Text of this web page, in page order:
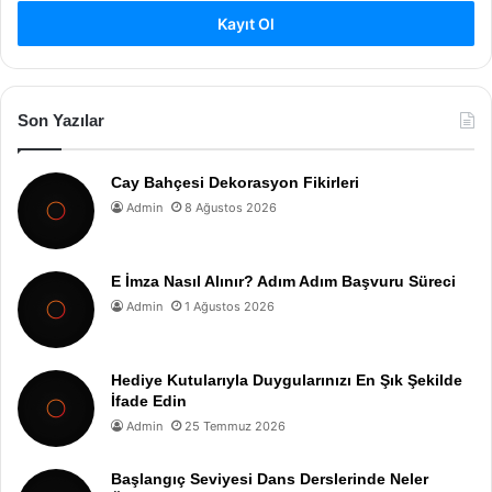
Kayıt Ol
Son Yazılar
Cay Bahçesi Dekorasyon Fikirleri
Admin 8 Ağustos 2026
E İmza Nasıl Alınır? Adım Adım Başvuru Süreci
Admin 1 Ağustos 2026
Hediye Kutularıyla Duygularınızı En Şık Şekilde
İfade Edin
Admin 25 Temmuz 2026
Başlangıç Seviyesi Dans Derslerinde Neler